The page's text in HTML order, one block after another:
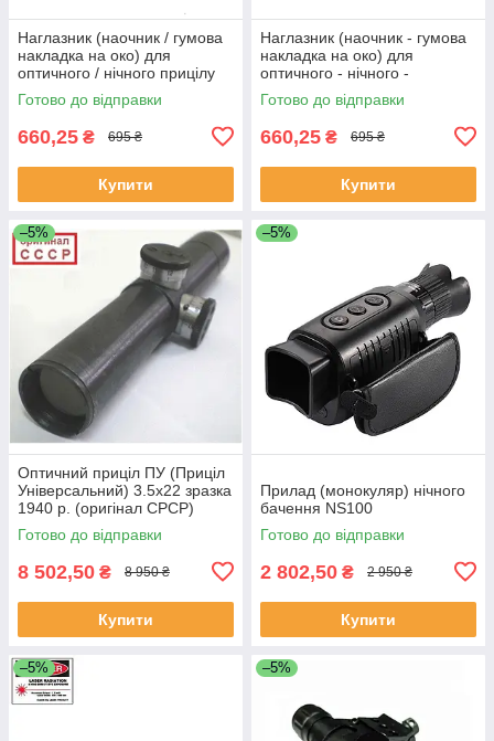
Наглазник (наочник / гумова
накладка на око) для
оптичного / нічного прицілу
(ПСО / ПОСП) діаметр 38мм/
довжина 85мм
Готово до відправки
660,25 ₴ 695 ₴
Купити
Наглазник (наочник - гумова
накладка на око) для
оптичного - нічного -
тепловізійного прицілу (ПСО/
ПОСП) діаметр 40мм/
Готово до відправки
660,25 ₴ 695 ₴
Купити
–5%
Оптичний приціл ПУ (Приціл
Універсальний) 3.5х22 зразка
1940 р. (оригінал СРСР)
Готово до відправки
8 502,50 ₴ 8 950 ₴
Купити
–5%
Прилад (монокуляр) нічного
бачення NS100
Готово до відправки
2 802,50 ₴ 2 950 ₴
Купити
–5% –5%